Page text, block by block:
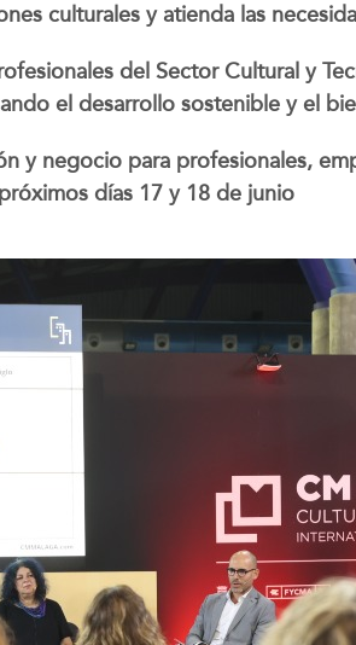
culturales y atienda las
del Sector Cultural y
el desarrollo sostenible y el
y negocio para profesionales,
días 17 y 18 de junio